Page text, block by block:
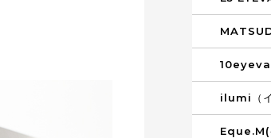
ilumi（
Eque.M(